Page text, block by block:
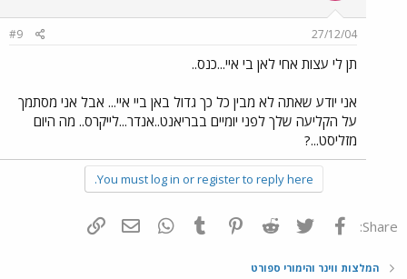
27/12/04
#9
תן לי עצות אחי לאן בי איי...כנס..
אני יודע שאתה לא מבין כל כך גדול באן ביי איי... אבל אני מסתמך
על הקליעה שלך לפני יומיים בבריאנט..אנדר...לייקרס.. מה היום
מזליסט...?
You must log in or register to reply here.
Share: פייסבוק Twitter
Reddit
Pinterest
Tumblr
WhatsAppדואר אלקטרוני
המלצות ווינר והימורי ספורט